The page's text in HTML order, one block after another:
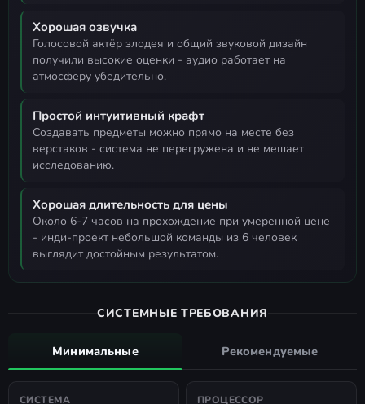
Хорошая озвучка
голосовой актёр злодея и общий звуковой дизайн
получили высокие оценки - аудио работает на
атмосферу убедительно.
Простой интуитивный крафт
создавать предметы можно прямо на месте без
верстаков - система не перегружена и не мешает
исследованию.
Хорошая длительность для цены
около 6-7 часов на прохождение при умеренной цене
- инди-проект небольшой команды из 6 человек
выглядит достойным результатом.
СИСТЕМНЫЕ ТРЕБОВАНИЯ
Минимальные Рекомендуемые
СИСТЕМА ПРОЦЕССОР